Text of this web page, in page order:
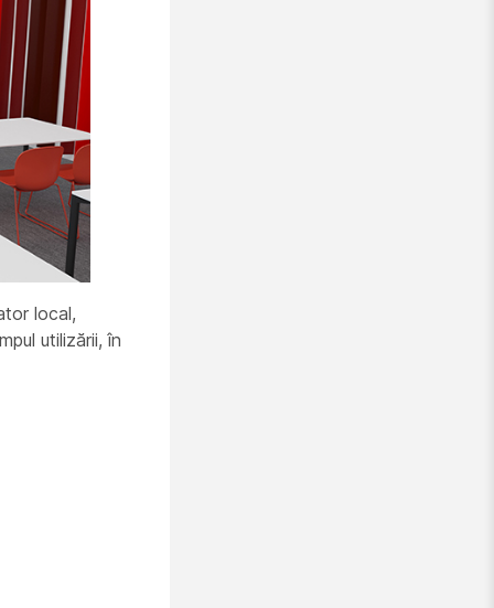
local,
utilizării, în